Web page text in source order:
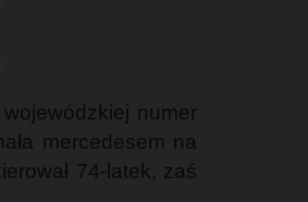
numer
mercedesem na
74-latek, zaś